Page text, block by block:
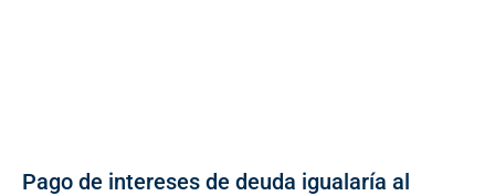
Pago de intereses de deuda igualaría al